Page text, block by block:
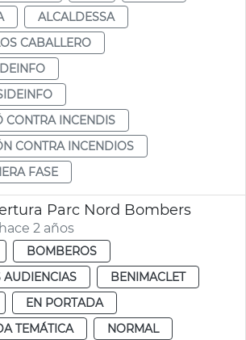
ALCALDESSA
CABALLERO
CONTRA INCENDIS
CONTRA INCENDIOS
FASE
Parc Nord Bombers
2 años
BOMBEROS
AUDIENCIAS
BENIMACLET
EN PORTADA
TEMÁTICA
NORMAL